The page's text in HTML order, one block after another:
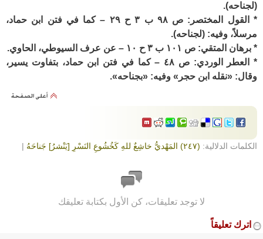
(لجناحه).
* القول المختصر: ص ٩٨ ب ٣ ح ٢٩ – كما في فتن ابن حماد،
مرسلاً، وفيه: (لجناحه).
* برهان المتقي: ص ١٠١ ب ٣ ح ١٠ – عن عرف السيوطي، الحاوي.
* العطر الوردي: ص ٤٨ – كما في فتن ابن حماد، بتفاوت يسير،
وقال: «نقله ابن حجر» وفيه: «بجناحه».
الكلمات الدلالية: (٢٤٧) المَهْديُّ خاشِعٌ للهِ كَخُشُوعِ النَسْرِ [يَنْشرُ] جَناحَهُ |
لا توجد تعليقات، كن الأول بكتابة تعليقك
اترك تعليقاً